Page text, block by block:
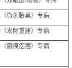
微创腋臭）专病
发际重建）专病
瘢痕疙瘩）专病